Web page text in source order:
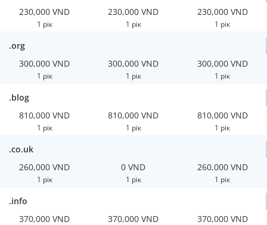
230,000 VND
1 рік
230,000 VND
1 рік
230,000 VND
1 рік
.org
300,000 VND
1 рік
300,000 VND
1 рік
300,000 VND
1 рік
.blog
810,000 VND
1 рік
810,000 VND
1 рік
810,000 VND
1 рік
.co.uk
260,000 VND
1 рік
0 VND
1 рік
260,000 VND
1 рік
.info
370,000 VND
370,000 VND 370,000 VND